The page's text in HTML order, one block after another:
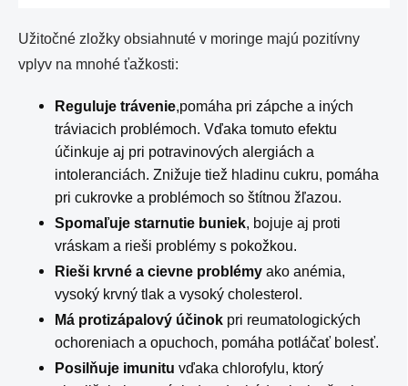
Užitočné zložky obsiahnuté v moringe majú pozitívny
vplyv na mnohé ťažkosti:
Reguluje trávenie,pomáha pri zápche a iných
tráviacich problémoch. Vďaka tomuto efektu
účinkuje aj pri potravinových alergiách a
intoleranciách. Znižuje tiež hladinu cukru, pomáha
pri cukrovke a problémoch so štítnou žľazou.
Spomaľuje starnutie buniek, bojuje aj proti
vráskam a rieši problémy s pokožkou.
Rieši krvné a cievne problémy ako anémia,
vysoký krvný tlak a vysoký cholesterol.
Má protizápalový účinok pri reumatologických
ochoreniach a opuchoch, pomáha potláčať bolesť.
Posilňuje imunitu vďaka chlorofylu, ktorý